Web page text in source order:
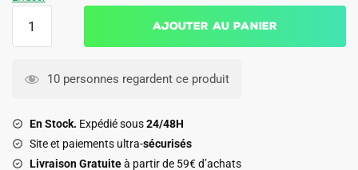
Naples
2026
Noir
Ajouter au panier
10 personnes regardent ce produit
En Stock. Expédié sous24/48H
Site et paiements ultra-sécurisés
Livraison Gratuiteà partir de 59€ d’achats